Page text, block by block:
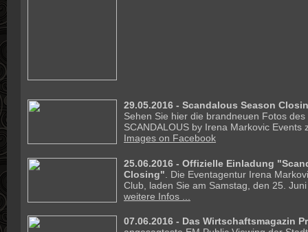
29.05.2016 - Scandalous Season
Sehen Sie hier die brandneuen Fotos
SCANDALOUS by Irena Markovic Events
Images on Facebook
25.06.2016 - Offizielle Einladung
Closing" . Die Eventagentur Irena
Club, laden Sie am Samstag, den 25.
weitere Infos ...
07.06.2016 - Das Wirtschaftsmagazin